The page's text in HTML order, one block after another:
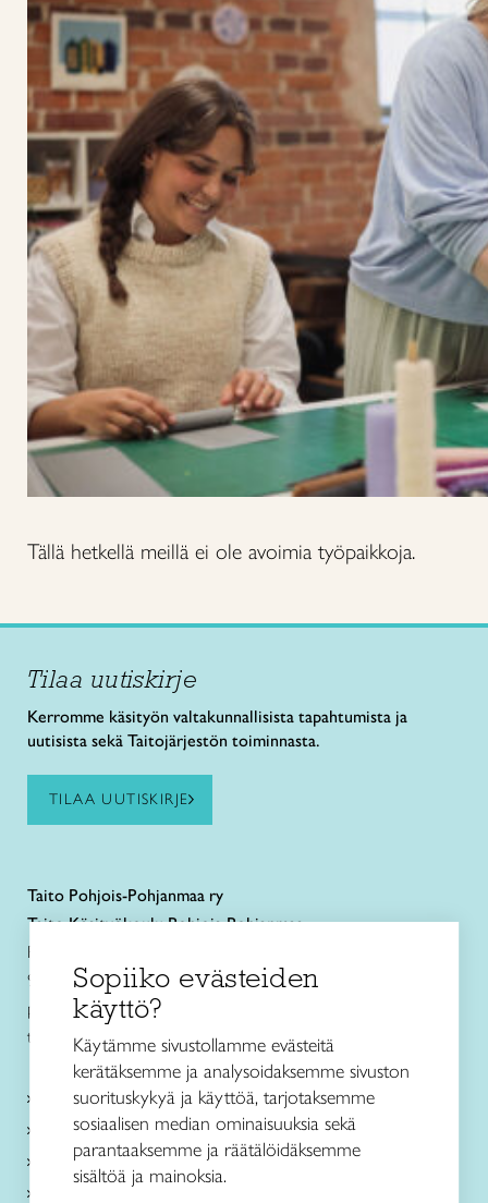
Tällä hetkellä meillä ei ole avoimia työpaikkoja.
Tilaa uutiskirje
Kerromme käsityön valtakunnallisista tapahtumista ja
uutisista sekä Taitojärjestön toiminnasta.
TILAA UUTISKIRJE
Taito Pohjois-Pohjanmaa ry
Taito Käsityökoulu Pohjois-Pohjanmaa
Rautatienkatu 11 B
90100 Oulu
puh. 040 352 2082
toimisto@taitopohjoispohjanmaa.fi
Tietoa meistä
Palvelut
Ajankohtaista
Taito Shop Oulu
Sopiiko evästeiden
käyttö?
Käytämme sivustollamme evästeitä
kerätäksemme ja analysoidaksemme sivuston
suorituskykyä ja käyttöä, tarjotaksemme
sosiaalisen median ominaisuuksia sekä
parantaaksemme ja räätälöidäksemme
sisältöä ja mainoksia.